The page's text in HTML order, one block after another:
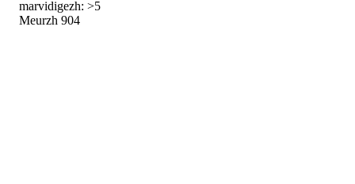
marvidigezh: >5
Meurzh 904